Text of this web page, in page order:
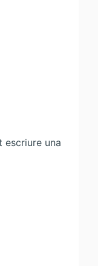
escriure una